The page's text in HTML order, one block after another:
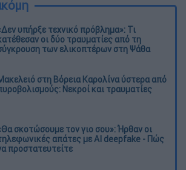
υπήρξε τεχνικό πρόβλημα»: Τι
οι δύο τραυματίες από τη
των ελικοπτέρων στη Ψάθα
στη Βόρεια Καρολίνα ύστερα από
Νεκροί και τραυματίες
σκοτώσουμε τον γιο σου»: Ήρθαν οι
απάτες με AI deepfake - Πώς
προστατευτείτε